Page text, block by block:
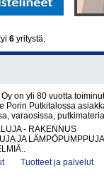
6 yritystä.
on yli 80 vuotta
Porin Putkitalossa
varaosissa,
- RAKENNUS
JA LÄMPÖPUMPPUJA
Tuotteet ja palvelut